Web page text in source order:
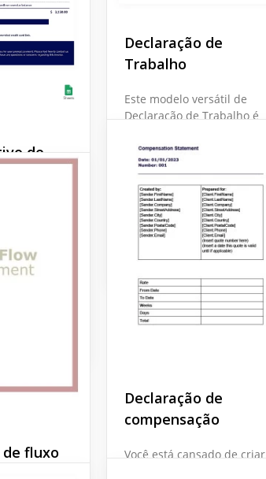
de
rastreie
a
Declaração de
Trabalho
Este modelo versátil de
Declaração de Trabalho é
empresa. Você pode
descrever as características
da transação e adicionar
um preço e outros detalhes
fluxo
Declaração de
compensação
Você está cansado de criar